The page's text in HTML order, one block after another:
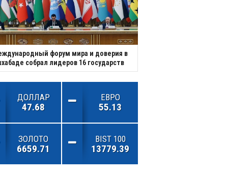
форум мира и доверия в
собрал лидеров 16 государств
ДОЛЛАР
47.68
ЕВРО
55.13
ЗОЛОТО
6659.71
BIST 100
13779.39